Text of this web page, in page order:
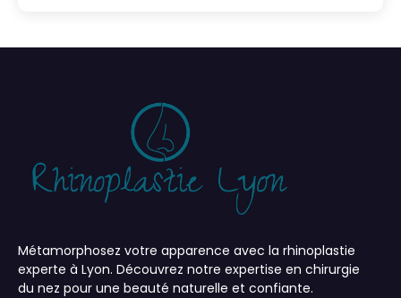
Métamorphosez votre apparence avec la rhinoplastie
experte à Lyon. Découvrez notre expertise en chirurgie
du nez pour une beauté naturelle et confiante.